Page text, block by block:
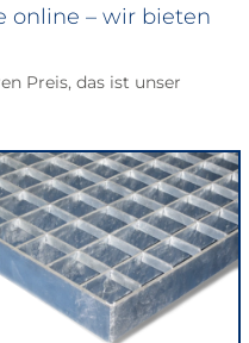
online – wir bieten
Preis, das ist unser